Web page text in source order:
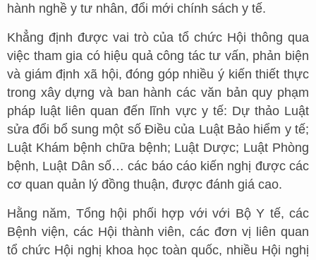
hành nghề y tư nhân, đổi mới chính sách y tế.
Khẳng định được vai trò của tổ chức Hội thông qua
việc tham gia có hiệu quả công tác tư vấn, phản biện
và giám định xã hội, đóng góp nhiều ý kiến thiết thực
trong xây dựng và ban hành các văn bản quy phạm
pháp luật liên quan đến lĩnh vực y tế: Dự thảo Luật
sửa đổi bổ sung một số Điều của Luật Bảo hiểm y tế;
Luật Khám bệnh chữa bệnh; Luật Dược; Luật Phòng
bệnh, Luật Dân số… các báo cáo kiến nghị được các
cơ quan quản lý đồng thuận, được đánh giá cao.
Hằng năm, Tổng hội phối hợp với với Bộ Y tế, các
Bệnh viện, các Hội thành viên, các đơn vị liên quan
tổ chức Hội nghị khoa học toàn quốc, nhiều Hội nghị